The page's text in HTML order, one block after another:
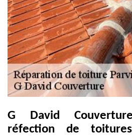
G David
réfection de